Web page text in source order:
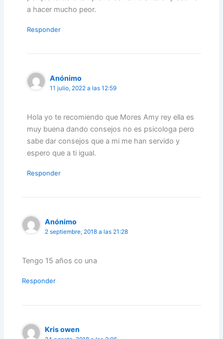
a hacer mucho peor.
Responder
Anónimo
11 julio, 2022 a las 12:59
Hola yo te recomiendo que Mores Amy rey ella es
muy buena dando consejos no es psicologa pero
sabe dar consejos que a mi me han servido y
espero que a ti igual.
Responder
Anónimo
2 septiembre, 2018 a las 21:28
Tengo 15 años co una
Responder
Kris owen